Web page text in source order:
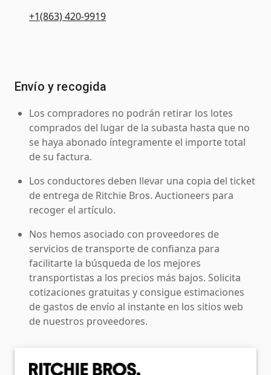
+1(863) 420-9919
Envío y recogida
Los compradores no podrán retirar los lotes
comprados del lugar de la subasta hasta que no
se haya abonado íntegramente el importe total
de su factura.
Los conductores deben llevar una copia del ticket
de entrega de Ritchie Bros. Auctioneers para
recoger el artículo.
Nos hemos asociado con proveedores de
servicios de transporte de confianza para
facilitarte la búsqueda de los mejores
transportistas a los precios más bajos. Solicita
cotizaciones gratuitas y consigue estimaciones
de gastos de envío al instante en los sitios web
de nuestros proveedores.